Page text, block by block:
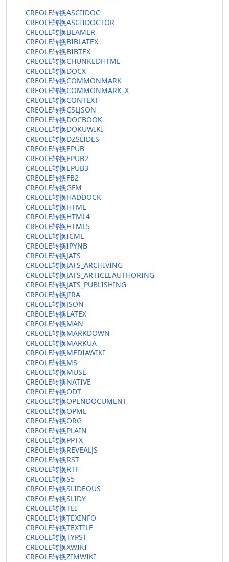
CREOLE转换ASCIIDOC
CREOLE转换ASCIIDOCTOR
CREOLE转换BEAMER
CREOLE转换BIBLATEX
CREOLE转换BIBTEX
CREOLE转换CHUNKEDHTML
CREOLE转换DOCX
CREOLE转换COMMONMARK
CREOLE转换COMMONMARK_X
CREOLE转换CONTEXT
CREOLE转换CSLJSON
CREOLE转换DOCBOOK
CREOLE转换DOKUWIKI
CREOLE转换DZSLIDES
CREOLE转换EPUB
CREOLE转换EPUB2
CREOLE转换EPUB3
CREOLE转换FB2
CREOLE转换GFM
CREOLE转换HADDOCK
CREOLE转换HTML
CREOLE转换HTML4
CREOLE转换HTML5
CREOLE转换ICML
CREOLE转换IPYNB
CREOLE转换JATS
CREOLE转换JATS_ARCHIVING
CREOLE转换JATS_ARTICLEAUTHORING
CREOLE转换JATS_PUBLISHING
CREOLE转换JIRA
CREOLE转换JSON
CREOLE转换LATEX
CREOLE转换MAN
CREOLE转换MARKDOWN
CREOLE转换MARKUA
CREOLE转换MEDIAWIKI
CREOLE转换MS
CREOLE转换MUSE
CREOLE转换NATIVE
CREOLE转换ODT
CREOLE转换OPENDOCUMENT
CREOLE转换OPML
CREOLE转换ORG
CREOLE转换PLAIN
CREOLE转换PPTX
CREOLE转换REVEALJS
CREOLE转换RST
CREOLE转换RTF
CREOLE转换S5
CREOLE转换SLIDEOUS
CREOLE转换SLIDY
CREOLE转换TEI
CREOLE转换TEXINFO
CREOLE转换TEXTILE
CREOLE转换TYPST
CREOLE转换XWIKI
CREOLE转换ZIMWIKI